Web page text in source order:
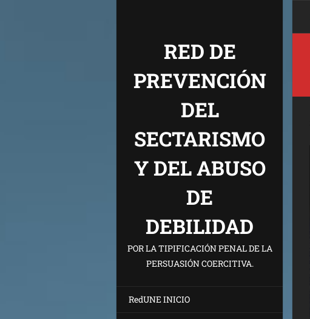
RED DE
PREVENCIÓN
DEL
SECTARISMO
Y DEL ABUSO
DE
DEBILIDAD
POR LA TIPIFICACIÓN PENAL DE LA
PERSUASIÓN COERCITIVA.
RedUNE INICIO